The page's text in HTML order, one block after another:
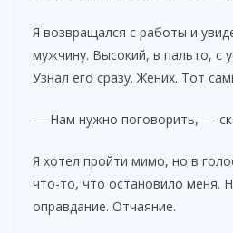
Я возвращался с работы и
мужчину. Высокий, в пальто, с
Узнал его сразу. Жених. Тот
— Нам нужно поговорить, —
Я хотел пройти мимо, но в
что-то, что остановило меня.
оправдание. Отчаяние.